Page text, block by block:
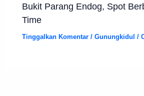
Bukit Parang Endog, Spot
Time
Tinggalkan Komentar /Gunungkidul /